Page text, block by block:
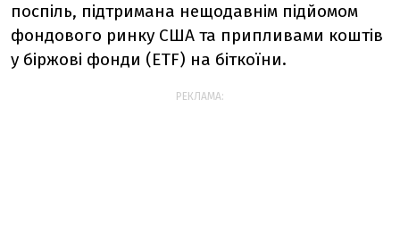
поспіль, підтримана нещодавнім підйомом
фондового ринку США та припливами коштів
у біржові фонди (ETF) на біткоїни.
РЕКЛАМА: